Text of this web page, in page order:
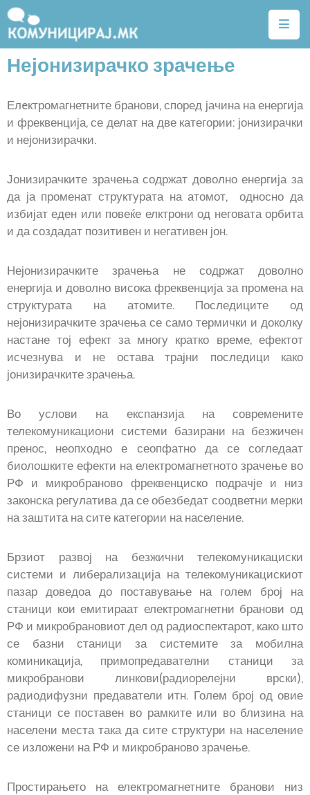
Почетна
Квалитет
на
Алатки
Нејонизирачко
зрачење
Легислатива
Прашања
и
одговори
Нејонизирачко зрачење
Елeктромагнетните бранови, според јачина на енергија
и фреквенција, се делат на две категории: јонизирачки
и нејонизирачки.
Јонизирачките зрачења содржат доволно енергија за
да ја променат структурата на атомот, односно да
избијат еден или повеќе елктрони од неговата орбита
и да создадат позитивен и негативен јон.
Нејонизирачките зрачења не содржат доволно
енергија и доволно висока фреквенција за промена на
структурата на атомите. Последиците од
нејонизирачките зрачења се само термички и доколку
настане тој ефект за многу кратко време, ефектот
исчезнува и не остава трајни последици како
јонизирачките зрачења.
Во услови на експанзија на современите
телекомуникациони системи базирани на безжичен
пренос, неопходно е сеопфатно да се согледаат
биолошките ефекти на електромагнетното зрачење во
РФ и микробраново фреквенциско подрачје и низ
законска регулатива да се обезбедат соодветни мерки
на заштита на сите категории на население.
Брзиот развој на безжични телекомуникациски
системи и либерализација на телекомуникацискиот
пазар доведоа до поставување на голем број на
станици кои емитираат електромагнетни бранови од
РФ и микробрановиот дел од радиоспектарот, како што
се базни станици за системите за мобилна
коминикација, примопредавателни станици за
микробранови линкови(радиорелејни врски),
радиодифузни предаватели итн. Голем број од овие
станици се поставен во рамките или во близина на
населени места така да сите структури на население
се изложени на РФ и микробраново зрачење.
Простирањето на електромагнетните бранови низ